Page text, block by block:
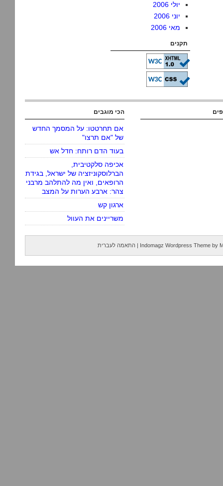
יולי 2006
יוני 2006
מאי 2006
תקנים
הכי מוגבים
אם תחרטטו: על המסמך החדש
של "אם תרצו"
בעוד הדם רותח: חדל אש
אכיפה סלקטיבית,
הברלוסקוניזציה של ישראל, בגידת
הרופאים, ואין מה להתלהב מרבני
צהר: ארבע הערות על המצב
ארגון קש
משריינים את העוול
Indomagz Wordpress Theme by
| התאמה לעברית